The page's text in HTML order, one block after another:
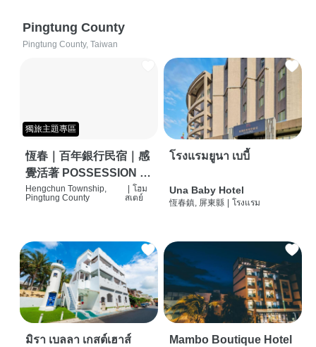
Pingtung County
Pingtung County, Taiwan
獨旅主題專區
恆春｜百年銀行民宿｜感
覺活著 POSSESSION |
背包客棧 | 恆春必住特色
Hengchun Township,
Pingtung County
โฮม
สเตย์
โรงแรมยูนา เบบี้
Una Baby Hotel
恆春鎮, 屏東縣 โรงแรม
มิรา เบลลา เกสต์เฮาส์ Mambo Boutique Hotel